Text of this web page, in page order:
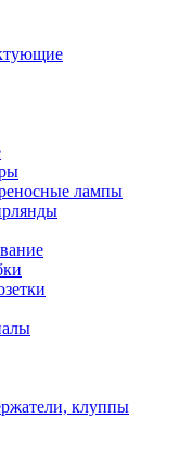
лампы
клуппы